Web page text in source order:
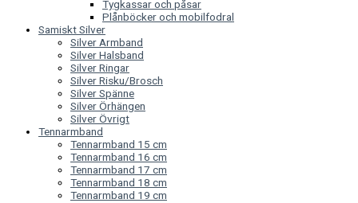
Tygkassar och påsar
Plånböcker och mobilfodral
Samiskt Silver
Silver Armband
Silver Halsband
Silver Ringar
Silver Risku/Brosch
Silver Spänne
Silver Örhängen
Silver Övrigt
Tennarmband
Tennarmband 15 cm
Tennarmband 16 cm
Tennarmband 17 cm
Tennarmband 18 cm
Tennarmband 19 cm